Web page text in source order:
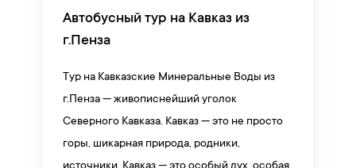
Автобусный тур на Кавказ из
г.Пенза
Тур на Кавказские Минеральные Воды из
г.Пенза — живописнейший уголок
Северного Кавказа. Кавказ — это не просто
горы, шикарная природа, родники,